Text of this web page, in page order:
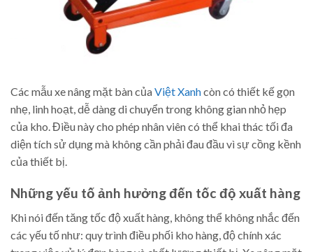
Các mẫu xe nâng mặt bàn củaViệt Xanhcòn có thiết kế gọn
nhẹ, linh hoạt, dễ dàng di chuyển trong không gian nhỏ hẹp
của kho. Điều này cho phép nhân viên có thể khai thác tối đa
diện tích sử dụng mà không cần phải đau đầu vì sự cồng kềnh
của thiết bị.
Những yếu tố ảnh hưởng đến tốc độ xuất hàng
Khi nói đến tăng tốc độ xuất hàng, không thể không nhắc đến
các yếu tố như: quy trình điều phối kho hàng, độ chính xác